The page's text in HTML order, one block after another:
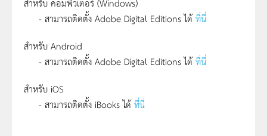
- สามารถติดตั้ง Adobe Digital Editions ได้ที่นี่
สำหรับ Android
- สามารถติดตั้ง Adobe Digital Editions ได้ที่นี่
สำหรับ iOS
- สามารถติดตั้ง iBooks ได้ที่นี่